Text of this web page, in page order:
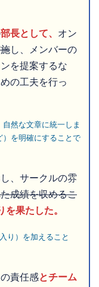
部長として、 オン
し、メンバーの
を提案するな
の工夫を行っ
然な文章に統一しま
）を明確にすることで
、サークルの雰
成績を収めるこ
果たした。
り）を加えること
責任感とチーム